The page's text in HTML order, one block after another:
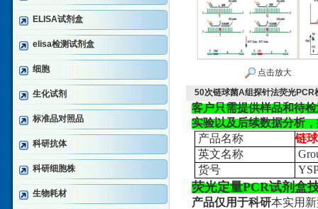
ELISA试剂盒
elisa检测试剂盒
细胞
生化试剂
标准品对照品
科研抗体
科研细胞株
生物耗材
点击放大
50次链球菌A组探针法荧光PCR
客户只需提供样品和待
实验以及后续数据分析
产品名称
链
英文名称
货号
荧光定量PCR试剂盒
产品仅用于科研本实用